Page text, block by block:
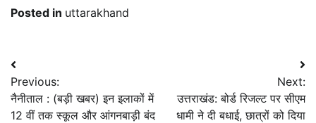
Posted in uttarakhand
Post
navigation
Previous:
नैनीताल : (बड़ी खबर) इन इलाकों में
12 वीं तक स्कूल और आंगनबाड़ी बंद
Next:
उत्तराखंड: बोर्ड रिजल्ट पर सीएम
धामी ने दी बधाई, छात्रों को दिया